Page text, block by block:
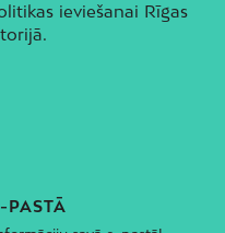
ieviešanai Rīgas